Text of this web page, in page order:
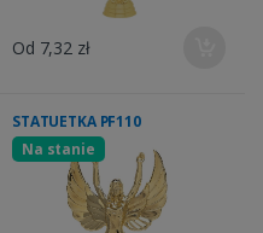
Od 7,32 zł
STATUETKA PF110
Na stanie